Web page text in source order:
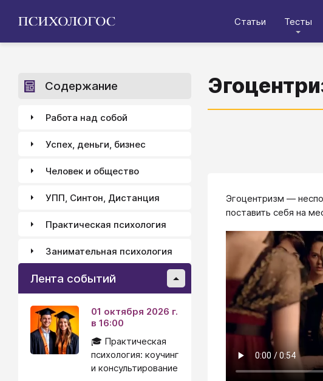
Статьи Тесты
Эгоцентризм —
поставить себя на
Содержание
Работа над собой
Успех, деньги, бизнес
Человек и общество
УПП, Синтон, Дистанция
Практическая психология
Занимательная психология
Лента событий
01 октября 2026 г.
в 16:00
🎓 Практическая
психология: коучинг
и консультирование